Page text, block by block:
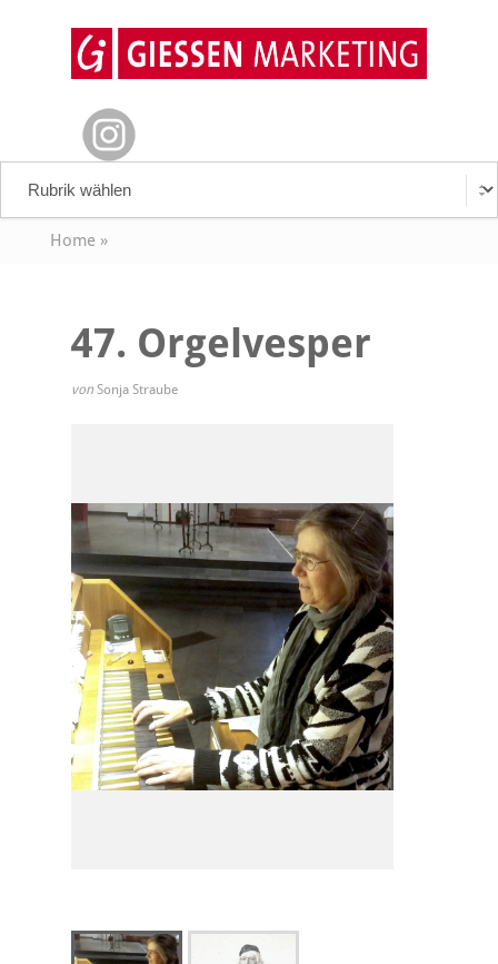
Home»
47. Orgelvesper
von Sonja Straube